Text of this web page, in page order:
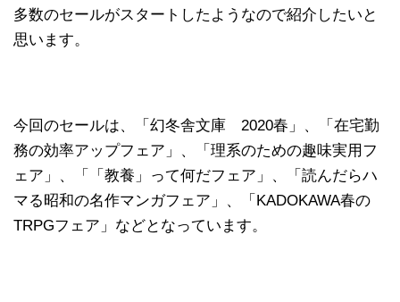
多数のセールがスタートしたようなので紹介したいと
思います。
今回のセールは、「幻冬舎文庫 2020春」、「在宅勤
務の効率アップフェア」、「理系のための趣味実用フ
ェア」、「「教養」って何だフェア」、「読んだらハ
マる昭和の名作マンガフェア」、「KADOKAWA春の
TRPGフェア」などとなっています。